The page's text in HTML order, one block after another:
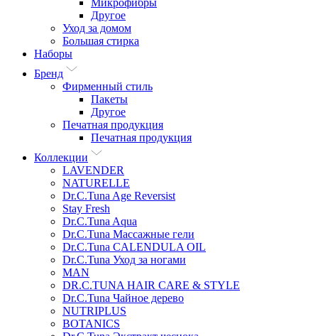
Микрофибры
Другое
Уход за домом
Большая стирка
Наборы
Бренд
Фирменный стиль
Пакеты
Другое
Печатная продукция
Печатная продукция
Коллекции
LAVENDER
NATURELLE
Dr.C.Tuna Age Reversist
Stay Fresh
Dr.C.Tuna Aqua
Dr.C.Tuna Массажные гели
Dr.C.Tuna CALENDULA OIL
Dr.C.Tuna Уход за ногами
MAN
DR.C.TUNA HAIR CARE & STYLE
Dr.C.Tuna Чайное дерево
NUTRIPLUS
BOTANICS